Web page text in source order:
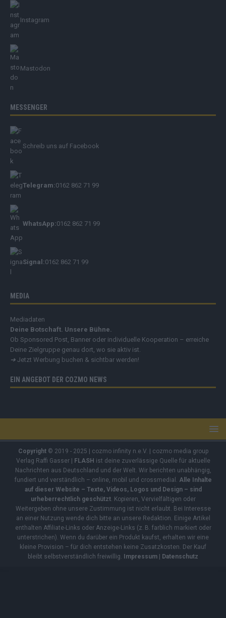
Instagram
Mastodon
MESSENGER
Schreib uns auf Facebook
Telegram:0162 862 71 99
WhatsApp:0162 862 71 99
Signal:0162 862 71 99
MEDIA
Mediadaten
Deine Botschaft. Unsere Bühne.
Ob Sponsored Post, Banner oder individuelle Kooperation – erreiche
Deine Zielgruppe genau dort, wo sie aktiv ist.
➔ Jetzt Werbung buchen & sichtbar werden!
EIN ANGEBOT DER COZMO NEWS
Copyright© 2019 - 2025 | cozmo infinity n.e.V. | cozmo media group
Verlag Raffi Gasser |
FLASH ist deine zuverlässige Quelle für aktuelle
Nachrichten aus Deutschland und der Welt. Wir berichten unabhängig,
fundiert und verständlich – online, mobil und crossmedial. Alle Inhalte
auf dieser Website – Texte, Videos, Logos und Design – sind
urheberrechtlich geschützt. Kopieren, Vervielfältigen oder
Weitergeben ohne unsere Zustimmung ist nicht erlaubt. Bei Interesse
an einer Nutzung wende dich bitte an unsere Redaktion. Einige Artikel
enthalten Affiliate-Links oder Anzeige-Links (z. B. farblich markiert oder
unterstrichen). Wenn du darüber ein Produkt kaufst, erhalten wir eine
kleine Provision – für dich entstehen keine Zusatzkosten. Der Kauf
bleibt selbstverständlich freiwillig.
Impressum Datenschutz